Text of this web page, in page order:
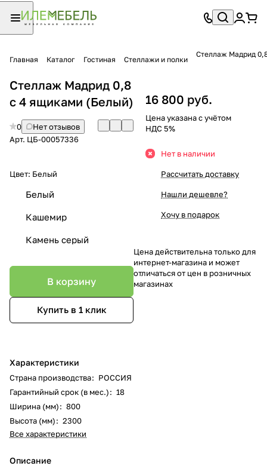
Главная Каталог Гостиная Стеллажи и полки
Стеллаж Мадрид
Стеллаж Мадрид 0,8
с 4 ящиками (Белый)
0
Нет отзывов
Арт. ЦБ-00057336
Цвет: Белый
Белый
Кашемир
Камень серый
В корзину
Купить в 1 клик
Характеристики
Страна производства: РОССИЯ
Гарантийный срок (в мес.): 18
Ширина (мм): 800
Высота (мм): 2300
Все характеристики
Описание
16 800 руб.
Цена указана с учётом
НДС 5%
Нет в наличии
Рассчитать доставку
Нашли дешевле?
Хочу в подарок
Цена действительна только для
интернет-магазина и может
отличаться от цен в розничных
магазинах